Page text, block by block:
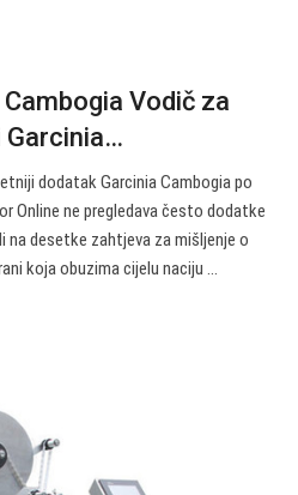
Vodič za
Garcinia…
dodatak Garcinia Cambogia po
Online ne pregledava često dodatke
na desetke zahtjeva za mišljenje o
koja obuzima cijelu naciju ...